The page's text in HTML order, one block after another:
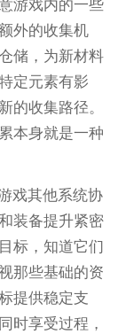
游戏内的一些
外的收集机
储，为新材料
定元素有影
的收集路径。
本身就是一种
戏其他系统协
装备提升紧密
标，知道它们
那些基础的资
提供稳定支
时享受过程，